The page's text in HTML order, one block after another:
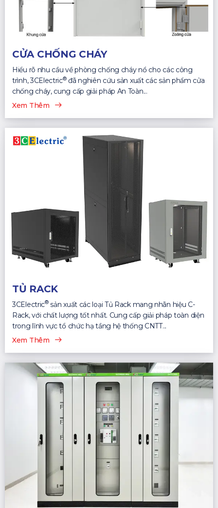
CỬA CHỐNG CHÁY
Hiểu rõ nhu cầu về phòng chống cháy nổ cho các công
trình, 3CElectric®đã nghiên cứu sản xuất các sản phẩm cửa
chống cháy, cung cấp giải pháp An Toàn...
Xem Thêm
TỦ RACK
3CElectric®sản xuất các loại Tủ Rack mang nhãn hiệu C-
Rack, với chất lượng tốt nhất. Cung cấp giải pháp toàn diện
trong lĩnh vực tổ chức hạ tầng hệ thống CNTT...
Xem Thêm